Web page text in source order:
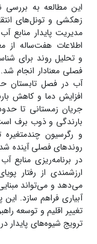
این مطالعه به
زهکشی و تونل‌های
مدیریت پایدار منابع
اطلاعات هفت‌ساله از
فصلی معنادار انجام
افزایش دما و کاهش
بارندگی و ذوب برف
روندهای فصلی آینده
در برنامه‌ریزی
ارزشمندی از رفتار
می‌دهد و می‌تواند
آبیاری فراهم سازد.
تغییر اقلیم و توسعه
ترویج شیوه‌های